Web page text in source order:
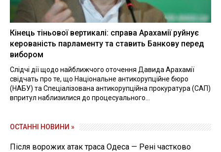
Кінець тіньової вертикалі: справа Арахамії руйнує
керованість парламенту та ставить Банкову перед
вибором
Слідчі дії щодо найближчого оточення Давида Арахамії
свідчать про те, що Національне антикорупційне бюро
(НАБУ) та Спеціалізована антикорупційна прокуратура (САП)
впритул наблизилися до процесуального...
ОСТАННІ НОВИНИ »
Після ворожих атак траса Одеса — Рені частково